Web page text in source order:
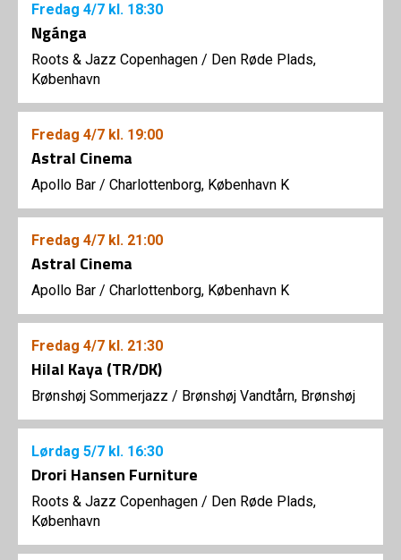
Fredag 4/7 kl. 18:30
Ngánga
Roots & Jazz Copenhagen / Den Røde Plads,
København
Fredag 4/7 kl. 19:00
Astral Cinema
Apollo Bar / Charlottenborg, København K
Fredag 4/7 kl. 21:00
Astral Cinema
Apollo Bar / Charlottenborg, København K
Fredag 4/7 kl. 21:30
Hilal Kaya (TR/DK)
Brønshøj Sommerjazz / Brønshøj Vandtårn, Brønshøj
Lørdag 5/7 kl. 16:30
Drori Hansen Furniture
Roots & Jazz Copenhagen / Den Røde Plads,
København